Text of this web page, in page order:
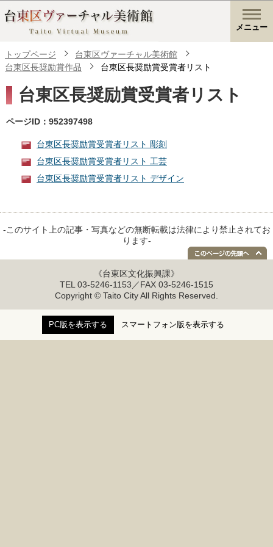
メニュー
トップページ
台東区ヴァーチャル美術館
台東区長奨励賞作品
台東区長奨励賞受賞者リスト
台東区長奨励賞受賞者リスト
ページID：952397498
台東区長奨励賞受賞者リスト 彫刻
台東区長奨励賞受賞者リスト 工芸
台東区長奨励賞受賞者リスト デザイン
-このサイト上の記事・写真などの無断転載は法律により禁止されてお
ります-
《台東区文化振興課》
TEL 03-5246-1153／FAX 03-5246-1515
Copyright © Taito City All Rights Reserved.
PC版を表示する スマートフォン版を表示する